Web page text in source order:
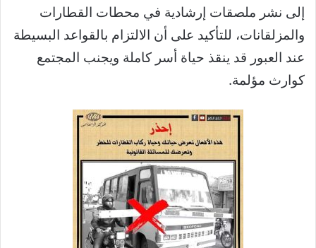
إلى نشر ملصقات إرشادية في محطات القطارات
والمزلقانات، للتأكيد على أن الالتزام بالقواعد البسيطة
عند العبور قد ينقذ حياة أسر كاملة ويجنب المجتمع
كوارث مؤلمة.